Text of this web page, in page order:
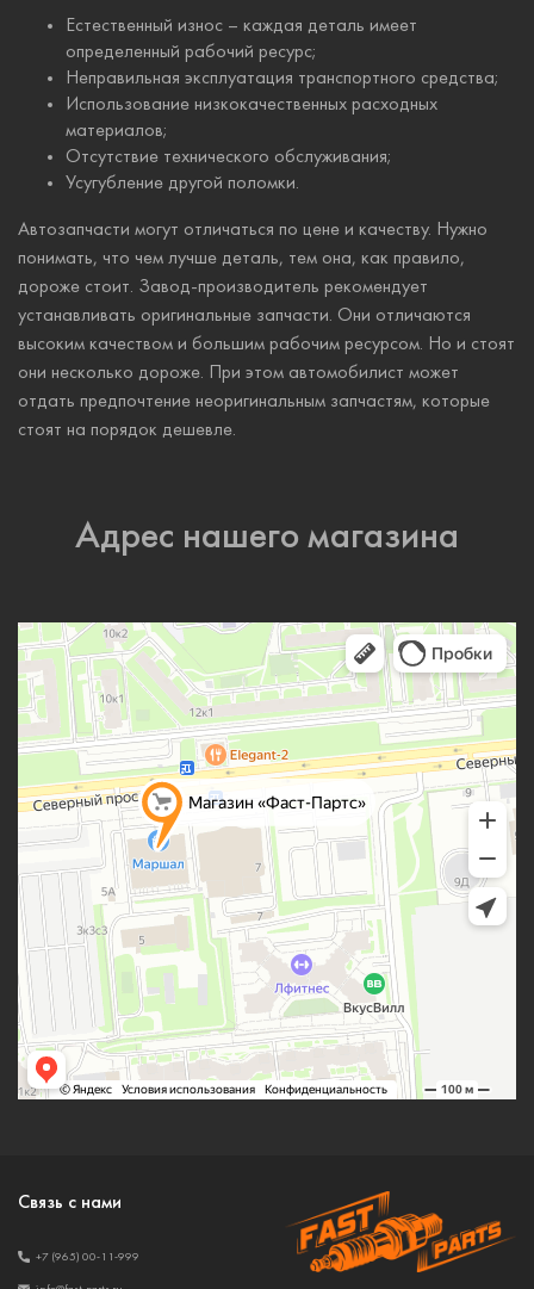
Естественный износ – каждая деталь имеет
определенный рабочий ресурс;
Неправильная эксплуатация транспортного средства;
Использование низкокачественных расходных
материалов;
Отсутствие технического обслуживания;
Усугубление другой поломки.
Автозапчасти могут отличаться по цене и качеству. Нужно
понимать, что чем лучше деталь, тем она, как правило,
дороже стоит. Завод-производитель рекомендует
устанавливать оригинальные запчасти. Они отличаются
высоким качеством и большим рабочим ресурсом. Но и стоят
они несколько дороже. При этом автомобилист может
отдать предпочтение неоригинальным запчастям, которые
стоят на порядок дешевле.
Адрес нашего магазина
Связь с нами
+7 (965) 00-11-999